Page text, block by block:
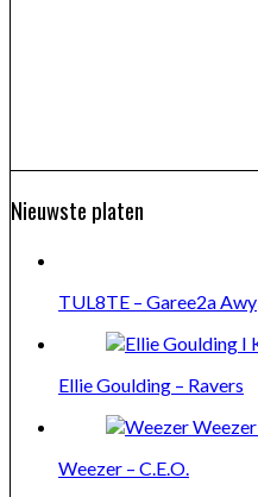
Nieuwste platen
TUL8TE – Garee2a Awy
Ellie Goulding – Ravers
Weezer – C.E.O.